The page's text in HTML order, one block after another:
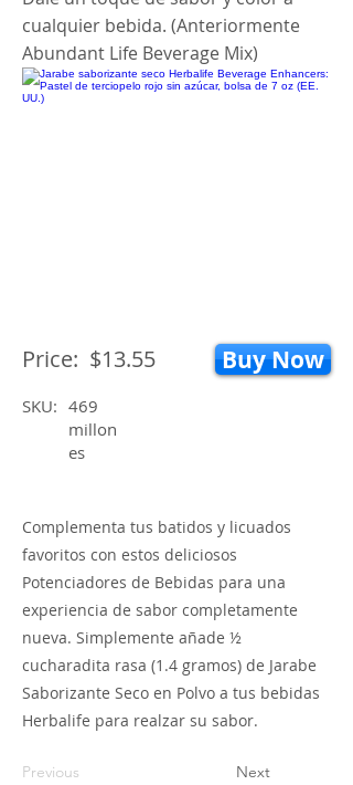
cualquier bebida. (Anteriormente
Abundant Life Beverage Mix)
Price: $13.55 Buy Now
SKU: 469
millon
es
Complementa tus batidos y licuados
favoritos con estos deliciosos
Potenciadores de Bebidas para una
experiencia de sabor completamente
nueva. Simplemente añade ½
cucharadita rasa (1.4 gramos) de Jarabe
Saborizante Seco en Polvo a tus bebidas
Herbalife para realzar su sabor.
Previous Next